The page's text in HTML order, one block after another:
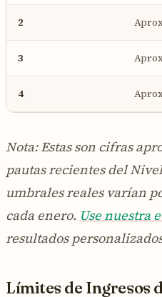
2
3
4
Nota: Estas son cifras
pautas recientes del
umbrales reales varían
cada enero. Use nuestra
resultados
Límites de Ingresos